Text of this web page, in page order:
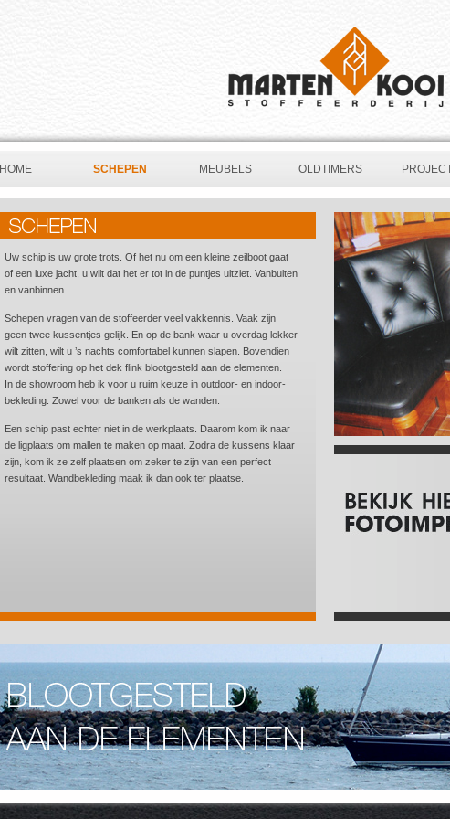
HOME SCHEPEN MEUBELS OLDTIMERS
Uw schip is uw grote trots. Of het nu om een kleine zeilboot gaat
of een luxe jacht, u wilt dat het er tot in de puntjes uitziet. Vanbuiten
en vanbinnen.
Schepen vragen van de stoffeerder veel vakkennis. Vaak zijn
geen twee kussentjes gelijk. En op de bank waar u overdag lekker
wilt zitten, wilt u ’s nachts comfortabel kunnen slapen. Bovendien
wordt stoffering op het dek flink blootgesteld aan de elementen.
In de showroom heb ik voor u ruim keuze in outdoor- en indoor-
bekleding. Zowel voor de banken als de wanden.
Een schip past echter niet in de werkplaats. Daarom kom ik naar
de ligplaats om mallen te maken op maat. Zodra de kussens klaar
zijn, kom ik ze zelf plaatsen om zeker te zijn van een perfect
resultaat. Wandbekleding maak ik dan ook ter plaatse.